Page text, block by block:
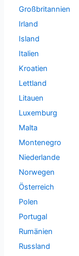
Großbritannien
Irland
Island
Italien
Kroatien
Lettland
Litauen
Luxemburg
Malta
Montenegro
Niederlande
Norwegen
Österreich
Polen
Portugal
Rumänien
Russland